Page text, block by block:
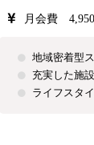
月会費
地域密着型
充実した施設
ライフスタ